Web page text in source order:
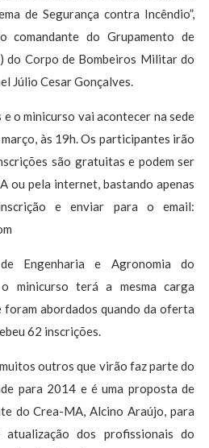
de Segurança contra Incêndio”,
comandante do Grupamento de
do Corpo de Bombeiros Militar do
Júlio Cesar Gonçalves.
o minicurso vai acontecer na sede
às 19h. Os participantes irão
são gratuitas e podem ser
ou pela internet, bastando apenas
e enviar para o email:
Engenharia e Agronomia do
minicurso terá a mesma carga
foram abordados quando da oferta
62 inscrições.
outros que virão faz parte do
para 2014 e é uma proposta de
do Crea-MA, Alcino Araújo, para
dos profissionais do